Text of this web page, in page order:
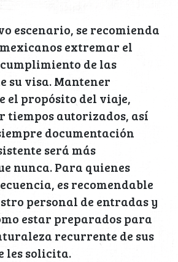
escenario, se recomienda
extremar el
de las
su visa. Mantener
el propósito del viaje,
tiempos autorizados, así
documentación
será más
nunca. Para quienes
es recomendable
personal de entradas y
estar preparados para
recurrente de sus
les solicita.